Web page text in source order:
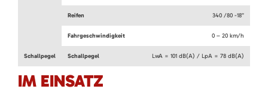
Reifen 340 /80 -18”
Fahrgeschwindigkeit 0 – 20 km/h
Schallpegel Schallpegel LwA = 101 dB(A) / LpA = 78 dB(A)
IM EINSATZ